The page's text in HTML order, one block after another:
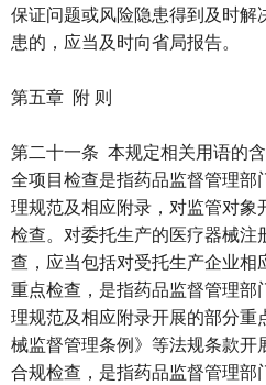
保证问题或风险隐患得到及时
患的，应当及时向省局报告。
第五章 附 则
第二十一条 本规定相关用语的
全项目检查是指药品监督管理部
理规范及相应附录，对监管对象
检查。对委托生产的医疗器械注
查，应当包括对受托生产企业相
重点检查，是指药品监督管理部
理规范及相应附录开展的部分重
械监督管理条例》等法规条款开
合规检查，是指药品监督管理部